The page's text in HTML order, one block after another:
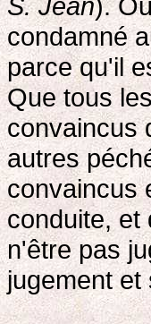
condamné
parce qu'il
Que tous
convaincus
autres
convaincus
conduite, et
n'être pas
jugement et